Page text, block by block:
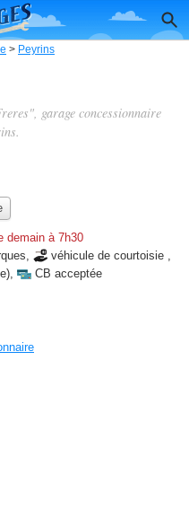
> Peyrins
garage concessionnaire
demain à 7h30
, véhicule de courtoisie ,
,
CB acceptée